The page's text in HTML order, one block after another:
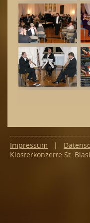
Impressum |
Klosterkonzerte St.